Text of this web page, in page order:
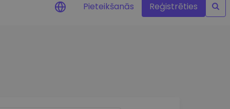
Pieteikšanās Reģistrēties